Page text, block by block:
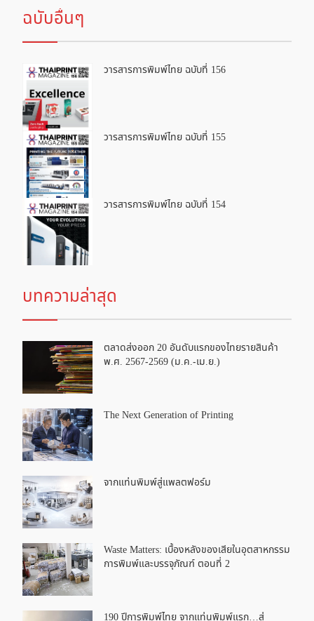
ฉบับอื่นๆ
วารสารการพิมพ์ไทย ฉบับที่ 156
วารสารการพิมพ์ไทย ฉบับที่ 155
วารสารการพิมพ์ไทย ฉบับที่ 154
บทความล่าสุด
ตลาดส่งออก 20 อันดับแรกของไทยรายสินค้า
พ.ศ. 2567-2569 (ม.ค.-เม.ย.)
The Next Generation of Printing
จากแท่นพิมพ์สู่แพลตฟอร์ม
Waste Matters: เบื้องหลังของเสียในอุตสาหกรรม
การพิมพ์และบรรจุภัณฑ์ ตอนที่ 2
190 ปีการพิมพ์ไทย จากแท่นพิมพ์แรก…สู่